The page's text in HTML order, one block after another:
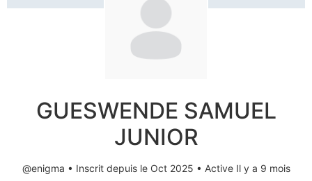
GUESWENDE SAMUEL
JUNIOR
@enigma • Inscrit depuis le Oct 2025 • Active Il y a 9 mois